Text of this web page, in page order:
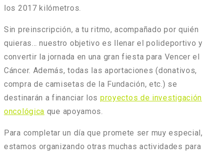
los 2017 kilómetros.
Sin preinscripción, a tu ritmo, acompañado por quién
quieras… nuestro objetivo es llenar el polideportivo y
convertir la jornada en una gran fiesta para Vencer el
Cáncer. Además, todas las aportaciones (donativos,
compra de camisetas de la Fundación, etc.) se
destinarán a financiar los proyectos de investigación
oncológica que apoyamos.
Para completar un día que promete ser muy especial,
estamos organizando otras muchas actividades para